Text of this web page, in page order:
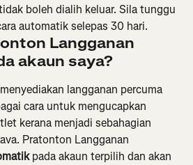
boleh dialih keluar. Sila tunggu
automatik selepas 30 hari.
Langganan
akaun saya?
langganan percuma
cara untuk mengucapkan
kerana menjadi sebahagian
Pratonton Langganan
pada akaun terpilih dan akan